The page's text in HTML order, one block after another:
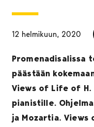
12 helmikuun, 2020
Promenadisalissa
päästään
Views of Life of H.
pianistille.
ja Mozartia.